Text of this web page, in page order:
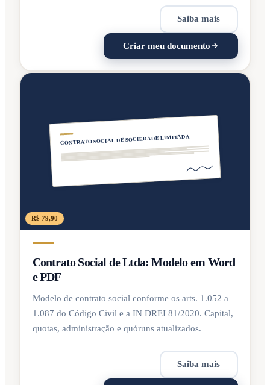
Saiba mais
Criar meu documento
CONTRATO SOCIAL DE SOCIEDADE LIMITADA
R$ 79,90
Contrato Social de Ltda: Modelo em Word
e PDF
Modelo de contrato social conforme os arts. 1.052 a
1.087 do Código Civil e a IN DREI 81/2020. Capital,
quotas, administração e quóruns atualizados.
Saiba mais